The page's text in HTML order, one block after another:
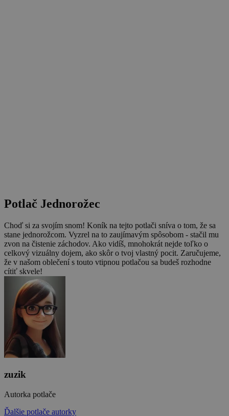
Potlač Jednorožec
Choď si za svojím snom! Koník na tejto potlači sníva o tom, že sa
stane jednorožcom. Vyzrel na to zaujímavým spôsobom - stačil mu
zvon na čistenie záchodov. Ako vidíš, mnohokrát nejde toľko o
celkový vizuálny dojem, ako skôr o tvoj vlastný pocit. Zaručujeme,
že v našom oblečení s touto vtipnou potlačou sa budeš rozhodne
cítiť skvele!
zuzik
Autorka potlače
Ďalšie potlače autorky